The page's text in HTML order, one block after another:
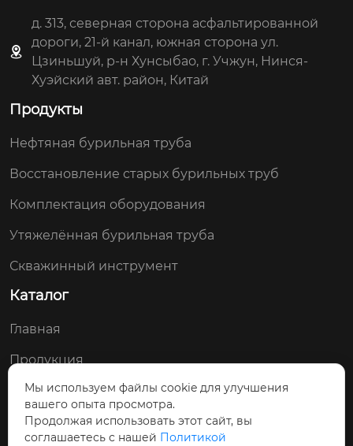
д. 313, северная сторона асфальтированной
дороги, 21-й канал, южная сторона ул.
Цзиньшуй, р-н Хунсыбао, г. Учжун, Нинся-
Хуэйский авт. район, Китай
Продукты
Нефтяная бурильная труба
Восстановление старых бурильных труб
Комплектация оборудования
Утяжелённая бурильная труба
Скважинный инструмент
Каталог
Главная
Продукция
Новости
О Нас
Мы используем файлы cookie для улучшения
вашего опыта просмотра.
Продолжая использовать этот сайт, вы
соглашаетесь с нашей Политикой